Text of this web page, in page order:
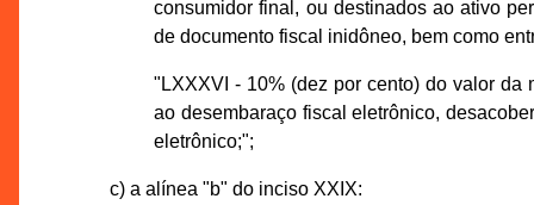
consumidor final, ou destinados ao ativo
de documento fiscal inidôneo, bem como
"LXXXVI - 10% (dez por cento) do valor da
ao desembaraço fiscal eletrônico,
eletrônico;";
c) a alínea "b" do inciso XXIX: